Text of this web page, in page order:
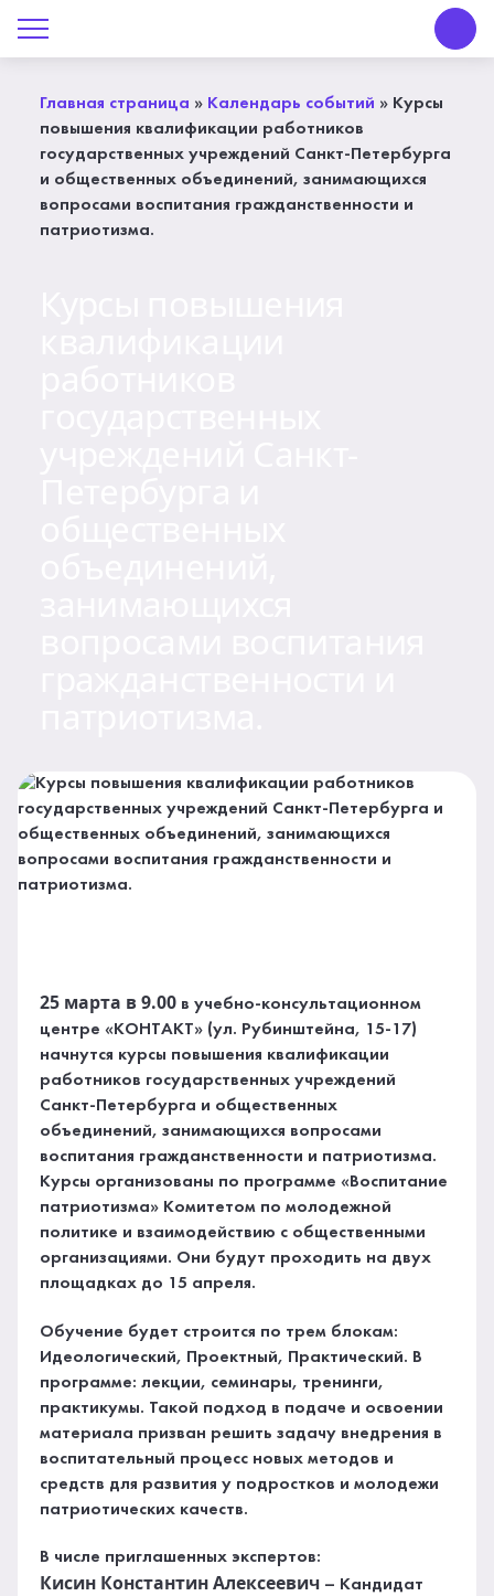
Главная страница » Календарь событий » Курсы
повышения квалификации работников
государственных учреждений Санкт-Петербурга
и общественных объединений, занимающихся
вопросами воспитания гражданственности и
патриотизма.
25 марта в 9.00 в учебно-консультационном
центре «КОНТАКТ» (ул. Рубинштейна, 15-17)
начнутся курсы повышения квалификации
работников государственных учреждений
Санкт-Петербурга и общественных
объединений, занимающихся вопросами
воспитания гражданственности и патриотизма.
Курсы организованы по программе «Воспитание
патриотизма» Комитетом по молодежной
политике и взаимодействию с общественными
организациями. Они будут проходить на двух
площадках до 15 апреля.
Обучение будет строится по трем блокам:
Идеологический, Проектный, Практический. В
программе: лекции, семинары, тренинги,
практикумы. Такой подход в подаче и освоении
материала призван решить задачу внедрения в
воспитательный процесс новых методов и
средств для развития у подростков и молодежи
патриотических качеств.
В числе приглашенных экспертов:
Кисин Константин Алексеевич – Кандидат
О Центре «КОНТАКТ»